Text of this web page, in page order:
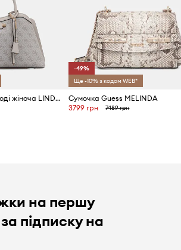
Guess сумка крос-боді жіноча LINDSEY
-49%
Ще -10% з кодом WEB*
Сумочка Guess MELINDA
3799 грн
7489 грн
на першу
підписку на